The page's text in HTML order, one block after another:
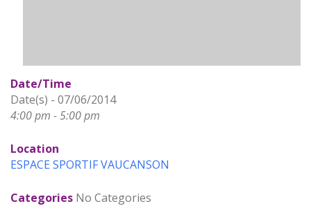
Date/Time
Date(s) - 07/06/2014
4:00 pm - 5:00 pm
Location
ESPACE SPORTIF VAUCANSON
Categories No Categories